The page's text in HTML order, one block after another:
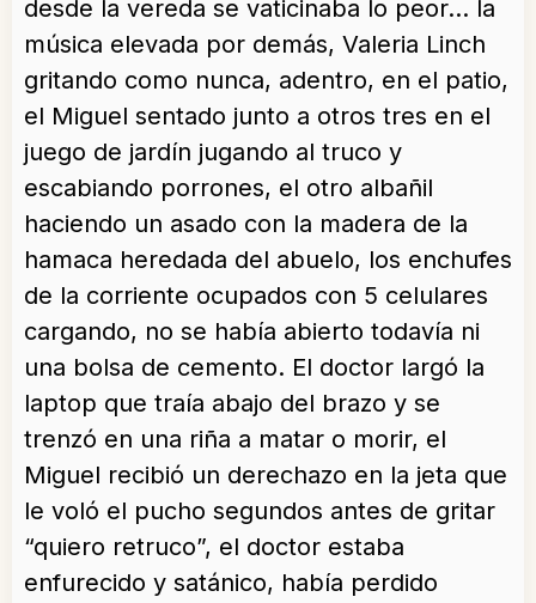
desde la vereda se vaticinaba lo peor… la
música elevada por demás, Valeria Linch
gritando como nunca, adentro, en el patio,
el Miguel sentado junto a otros tres en el
juego de jardín jugando al truco y
escabiando porrones, el otro albañil
haciendo un asado con la madera de la
hamaca heredada del abuelo, los enchufes
de la corriente ocupados con 5 celulares
cargando, no se había abierto todavía ni
una bolsa de cemento. El doctor largó la
laptop que traía abajo del brazo y se
trenzó en una riña a matar o morir, el
Miguel recibió un derechazo en la jeta que
le voló el pucho segundos antes de gritar
“quiero retruco”, el doctor estaba
enfurecido y satánico, había perdido